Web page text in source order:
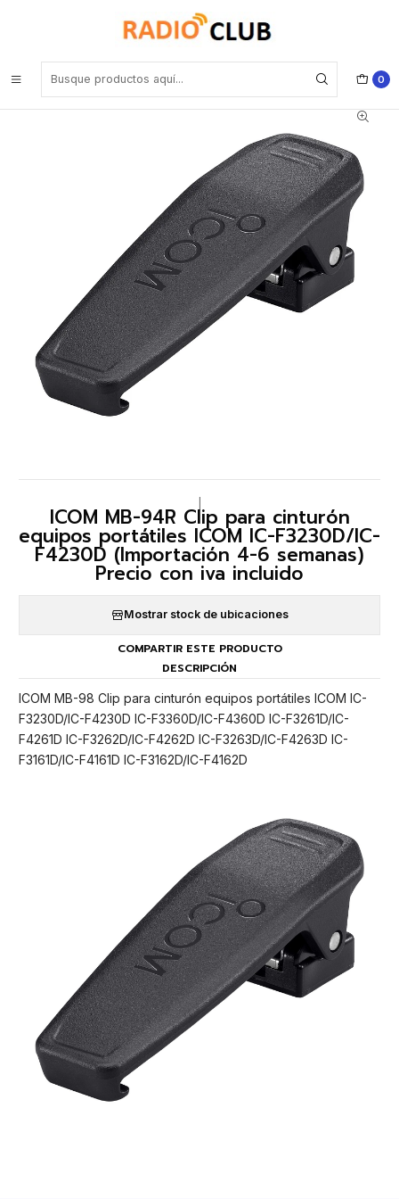
0
Clip de cinturón equipos portátiles ICOM
ICOM MB-94R Clip para cinturón equipos portátiles ICOM IC-
F3230D/IC-F4230D (Importación 4-6 semanas) Precio con iva
ICOM MB-94R Clip para cinturón
equipos portátiles ICOM IC-F3230D/IC-
F4230D (Importación 4-6 semanas)
Precio con iva incluido
Mostrar stock de ubicaciones
COMPARTIR ESTE PRODUCTO
DESCRIPCIÓN
ICOM MB-98 Clip para cinturón equipos portátiles ICOM IC-
F3230D/IC-F4230D IC-F3360D/IC-F4360D IC-F3261D/IC-
F4261D IC-F3262D/IC-F4262D IC-F3263D/IC-F4263D IC-
F3161D/IC-F4161D IC-F3162D/IC-F4162D